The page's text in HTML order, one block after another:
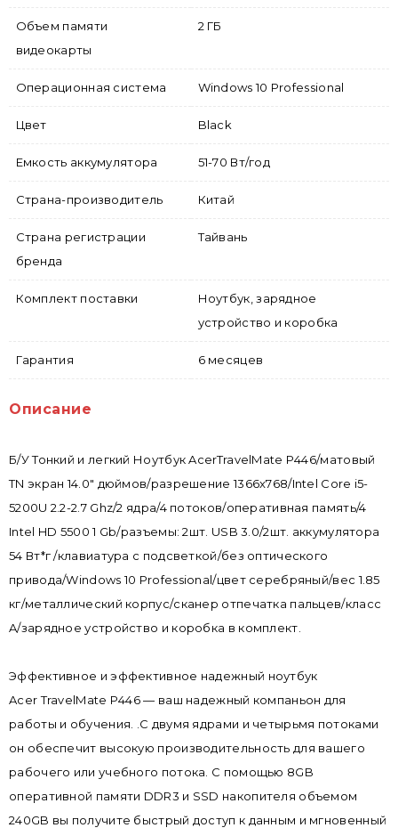
Объем памяти
видеокарты
2 ГБ
Операционная система Windows 10 Professional
Цвет Black
Емкость аккумулятора 51-70 Вт/год
Страна-производитель Китай
Страна регистрации
бренда
Тайвань
Комплект поставки
Ноутбук, зарядное
устройство и коробка
Гарантия 6 месяцев
Описание
Б/У Тонкий и легкий Ноутбук AcerTravelMate P446/матовый
TN экран 14.0" дюймов/разрешение 1366x768/Intel Core i5-
5200U 2.2-2.7 Ghz/2 ядра/4 потоков/оперативная память/4
Intel HD 5500 1 Gb/разъемы: 2шт. USB 3.0/2шт. аккумулятора
54 Вт*г /клавиатура с подсветкой/без оптического
привода/Windows 10 Professional/цвет серебряный/вес 1.85
кг/металлический корпус/сканер отпечатка пальцев/класс
A/зарядное устройство и коробка в комплект.
Эффективное и эффективное надежный ноутбук
Acer TravelMate P446 — ваш надежный компаньон для
работы и обучения. .С двумя ядрами и четырьмя потоками
он обеспечит высокую производительность для вашего
рабочего или учебного потока. С помощью 8GB
оперативной памяти DDR3 и SSD накопителя объемом
240GB вы получите быстрый доступ к данным и мгновенный